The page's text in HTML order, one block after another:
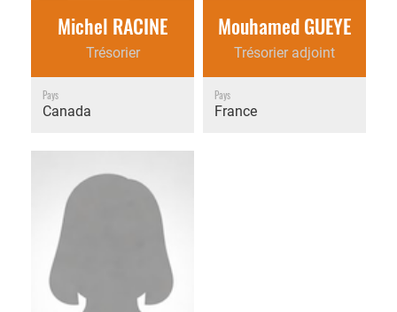
Michel RACINE
Trésorier
Pays
Canada
Mouhamed GUEYE
Trésorier adjoint
Pays
France